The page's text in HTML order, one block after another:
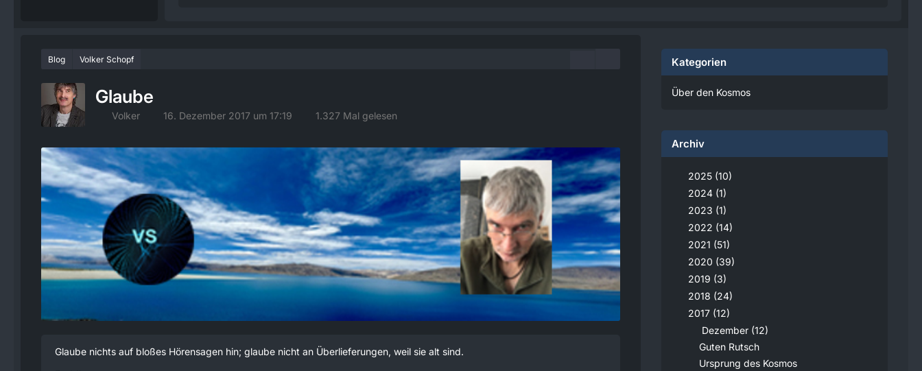
Blog Volker Schopf
Glaube
Volker 16. Dezember 2017 um 17:19 1.327 Mal gelesen
Glaube nichts auf bloßes Hörensagen hin; glaube nicht an Überlieferungen, weil sie alt sind.
Kategorien
Über den Kosmos
Archiv
2025 (10)
2024 (1)
2023 (1)
2022 (14)
2021 (51)
2020 (39)
2019 (3)
2018 (24)
2017 (12)
Dezember (12)
Guten Rutsch
Ursprung des Kosmos